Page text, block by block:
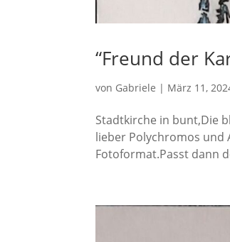
“Freund der
von Gabriele | März 11,
Stadtkirche in bunt,Die
lieber Polychromos und
Fotoformat.Passt dann